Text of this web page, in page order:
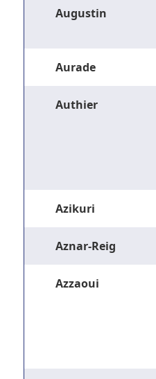
Augustin
Aurade
Authier
Azikuri
Aznar-Reig
Azzaoui